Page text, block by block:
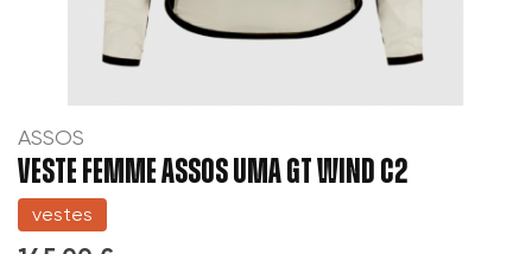
ASSOS
VESTE FEMME ASSOS UMA GT WIND C2
vestes